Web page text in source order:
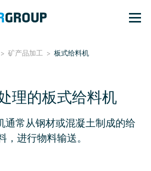
> 矿产品加工 > 板式给料机
理的板式给料机
通常从钢材或混凝土制成的给
，进行物料输送。